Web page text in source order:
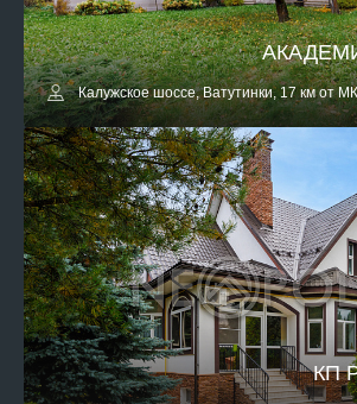
Калужское шоссе, Ватутинки, 17 км от
КП